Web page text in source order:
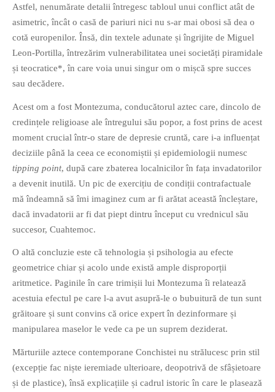
famous movies by using the
very letters of their titles!
RASFOIESTE
PAGINI
Ce fac?
Clasicul „Despre mine…”
Contact
Descarca povestirea Floare
Albastra!
Download 101 Movie
Victor Sosea – Designer
PRIETENI DIN AFARA BRESLEI
GloryBox.ro
Vreau-schimbare.ro
Astfel, nenumărate detalii întregesc tabloul unui conflict atât de
asimetric, încât o casă de pariuri nici nu s-ar mai obosi să dea o
cotă europenilor. Însă, din textele adunate și îngrijite de Miguel
Leon-Portilla, întrezărim vulnerabilitatea unei societăți piramidale
și teocratice*, în care voia unui singur om o mișcă spre succes
sau decădere.
Acest om a fost Montezuma, conducătorul aztec care, dincolo de
credințele religioase ale întregului său popor, a fost prins de acest
moment crucial într-o stare de depresie cruntă, care i-a influențat
deciziile până la ceea ce economiștii și epidemiologii numesc
tipping point, după care zbaterea localnicilor în fața invadatorilor
a devenit inutilă. Un pic de exercițiu de condiții contrafactuale
mă îndeamnă să îmi imaginez cum ar fi arătat această încleștare,
dacă invadatorii ar fi dat piept dintru început cu vrednicul său
succesor, Cuahtemoc.
O altă concluzie este că tehnologia și psihologia au efecte
geometrice chiar și acolo unde există ample disproporții
aritmetice. Paginile în care trimișii lui Montezuma îi relatează
acestuia efectul pe care l-a avut asupră-le o bubuitură de tun sunt
grăitoare și sunt convins că orice expert în dezinformare și
manipularea maselor le vede ca pe un suprem deziderat.
Mărturiile aztece contemporane Conchistei nu strălucesc prin stil
(excepție fac niște ieremiade ulterioare, deopotrivă de sfâșietoare
și de plastice), însă explicațiile și cadrul istoric în care le plasează